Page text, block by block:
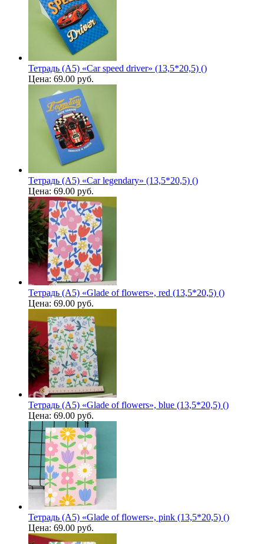
Тетрадь (A5) «Car speed driver» (13,5*20,5) ()
Цена: 69.00 руб.
Тетрадь (A5) «Car legendary» (13,5*20,5) ()
Цена: 69.00 руб.
Тетрадь (A5) «Glade of flowers», red (13,5*20,5) ()
Цена: 69.00 руб.
Тетрадь (A5) «Glade of flowers», blue (13,5*20,5) ()
Цена: 69.00 руб.
Тетрадь (A5) «Glade of flowers», pink (13,5*20,5) ()
Цена: 69.00 руб.